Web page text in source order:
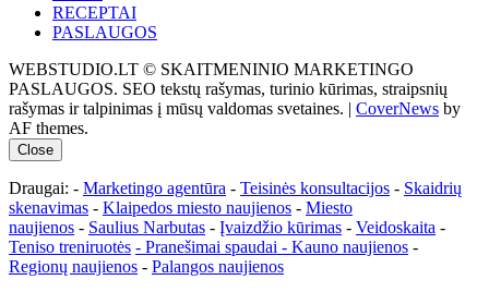
RECEPTAI
PASLAUGOS
WEBSTUDIO.LT © SKAITMENINIO MARKETINGO
PASLAUGOS. SEO tekstų rašymas, turinio kūrimas, straipsnių
rašymas ir talpinimas į mūsų valdomas svetaines. | CoverNews by
AF themes.
Close
Draugai: - Marketingo agentūra - Teisinės konsultacijos - Skaidrių
skenavimas - Klaipedos miesto naujienos - Miesto
naujienos - Saulius Narbutas - Įvaizdžio kūrimas - Veidoskaita -
Teniso treniruotės - Pranešimai spaudai - Kauno naujienos -
Regionų naujienos - Palangos naujienos